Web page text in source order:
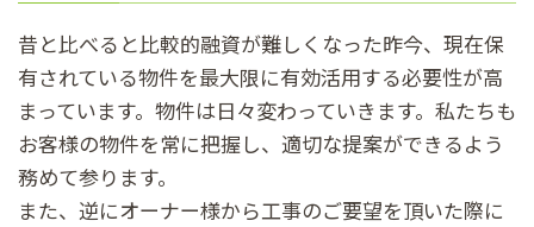
昔と比べると比較的融資が難しくなった昨今、現在保
有されている物件を最大限に有効活用する必要性が高
まっています。物件は日々変わっていきます。私たちも
お客様の物件を常に把握し、適切な提案ができるよう
務めて参ります。
また、逆にオーナー様から工事のご要望を頂いた際に